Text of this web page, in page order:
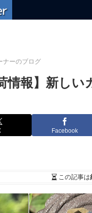
ナーのブログ
情報】新し
Facebook
この記事は